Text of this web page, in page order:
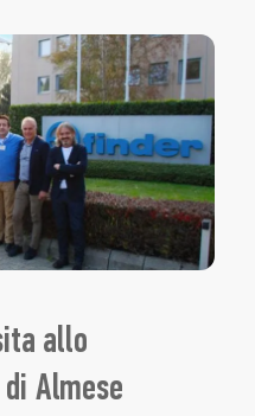
allo
Almese